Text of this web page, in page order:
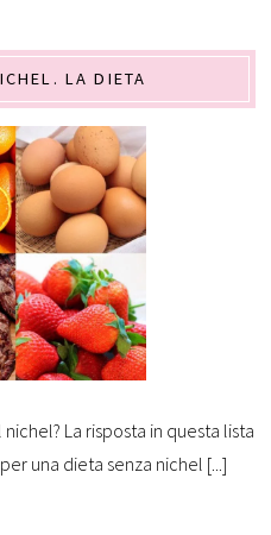
LA DIETA
La risposta in questa lista
una dieta senza nichel [...]